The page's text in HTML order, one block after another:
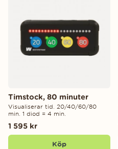
Timstock, 80 minuter
Visualiserar tid. 20/40/60/80
min. 1 diod = 4 min.
1 595 kr
Köp